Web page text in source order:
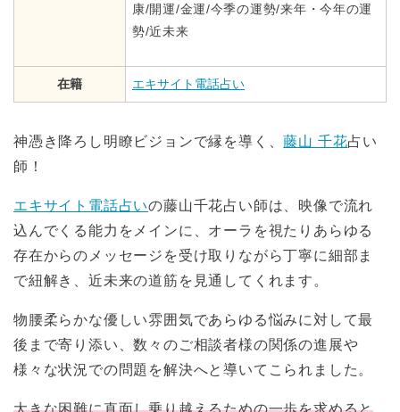
康/開運/金運/今季の運勢/来年・今年の運
勢/近未来
在籍 エキサイト電話占い
神憑き降ろし明瞭ビジョンで縁を導く、藤山 千花占い
師！
エキサイト電話占いの藤山千花占い師は、映像で流れ
込んでくる能力をメインに、オーラを視たりあらゆる
存在からのメッセージを受け取りながら丁寧に細部ま
で紐解き、近未来の道筋を見通してくれます。
物腰柔らかな優しい雰囲気であらゆる悩みに対して最
後まで寄り添い、数々のご相談者様の関係の進展や
様々な状況での問題を解決へと導いてこられました。
大きな困難に直面し乗り越えるための一歩を求めると